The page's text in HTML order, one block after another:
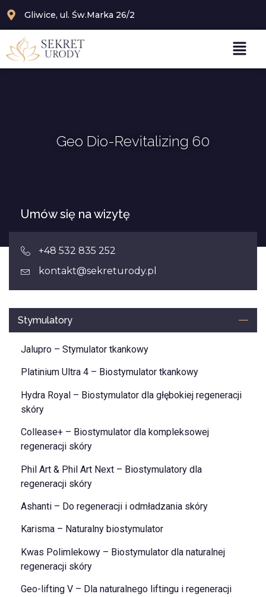
Gliwice, ul. Św.Marka 26/2
Geo Dio-Revitalizing 60
Umów się na wizytę
+48 532 835 252
kontakt@sekreturody.pl
Stymulatory
Jalupro – Stymulator tkankowy
Platinium Ultra 4 – Biostymulator tkankowy
Hydra Royal – Biostymulator dla głębokiej regeneracji
skóry
Collease+ – Biostymulator dla kompleksowej
regeneracji skóry
Phil Art & Phil Art Next – Biostymulatory dla
regeneracji skóry
Ashanti – Do regeneracji i odmładzania skóry
Karisma – Naturalny biostymulator
Kwas Polimlekowy – Biostymulator dla naturalnej
regeneracji skóry
Geo-lifting V – Dla naturalnego liftingu i regeneracji